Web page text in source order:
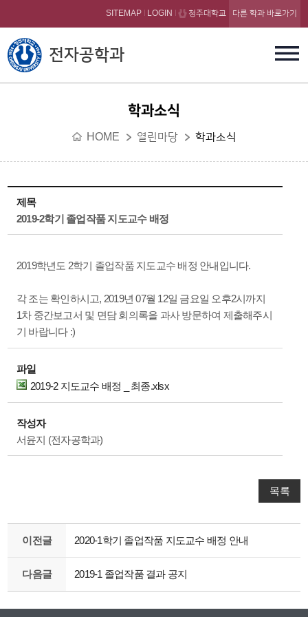
본문 바로가기
전자공학과
SITEMAP LOGIN 청주대학교 다른 학과 바로가기
학과소식
HOME 열린마당 학과소식
제목
2019-2학기 졸업작품 지도교수 배정
2019학년도 2학기 졸업작품 지도교수 배정 안내입니다.
각 조는 확인하시고, 2019년 07월 12일 금요일 오후2시까지
1차 중간보고서 및 면담 회의록을 과사 방문하여 제출해주시
기 바랍니다 :)
파일
2019-2 지도교수 배정 _ 최종.xlsx
작성자
서윤지 (전자공학과)
목록
이전글 2020-1학기 졸업작품 지도교수 배정 안내
다음글 2019-1 졸업작품 결과 공지